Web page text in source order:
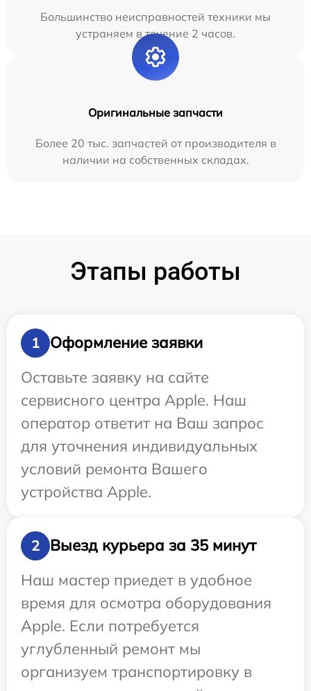
Большинство неисправностей техники мы
устраняем в течение 2 часов.
Оригинальные запчасти
Более 20 тыс. запчастей от производителя в
наличии на собственных складах.
Этапы работы
1
Оформление заявки
Оставьте заявку на сайте
сервисного центра Apple. Наш
оператор ответит на Ваш запрос
для уточнения индивидуальных
условий ремонта Вашего
устройства Apple.
2
Выезд курьера за 35 минут
Наш мастер приедет в удобное
время для осмотра оборудования
Apple. Если потребуется
углубленный ремонт мы
организуем транспортировку в